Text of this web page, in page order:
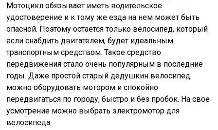
Мотоцикл обязывает иметь водительское
удостоверение и к тому же езда на нем может быть
опасной. Поэтому остается только велосипед, который
если снабдить двигателем, будет идеальным
транспортным средством. Такое средство
передвижения стало очень популярным в последние
годы. Даже простой старый дедушкин велосипед
можно оборудовать мотором и спокойно
передвигаться по городу, быстро и без пробок. На свое
усмотрение можно выбрать электромотор для
велосипеда.